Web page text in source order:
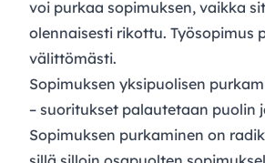
voi purkaa sopimuksen, vaikka
olennaisesti rikottu. Työsopimus
välittömästi.
Sopimuksen yksipuolisen
– suoritukset palautetaan puolin
Sopimuksen purkaminen on